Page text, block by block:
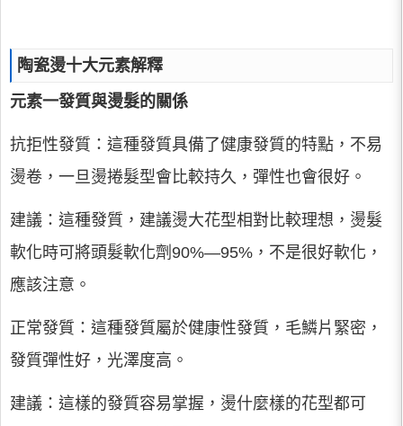
陶瓷燙十大元素解釋
元素一發質與燙髮的關係
抗拒性發質：這種發質具備了健康發質的特點，不易
燙卷，一旦燙捲髮型會比較持久，彈性也會很好。
建議：這種發質，建議燙大花型相對比較理想，燙髮
軟化時可將頭髮軟化劑90%—95%，不是很好軟化，
應該注意。
正常發質：這種發質屬於健康性發質，毛鱗片緊密，
發質彈性好，光澤度高。
建議：這樣的發質容易掌握，燙什麼樣的花型都可